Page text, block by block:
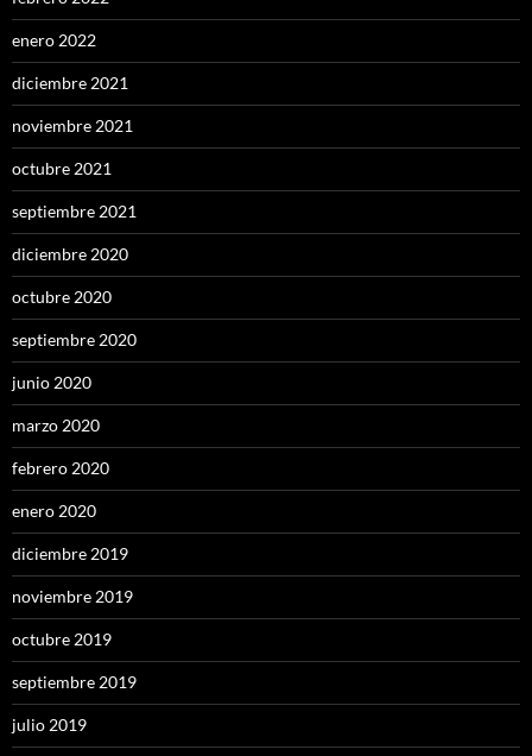
enero 2022
diciembre 2021
noviembre 2021
octubre 2021
septiembre 2021
diciembre 2020
octubre 2020
septiembre 2020
junio 2020
marzo 2020
febrero 2020
enero 2020
diciembre 2019
noviembre 2019
octubre 2019
septiembre 2019
julio 2019